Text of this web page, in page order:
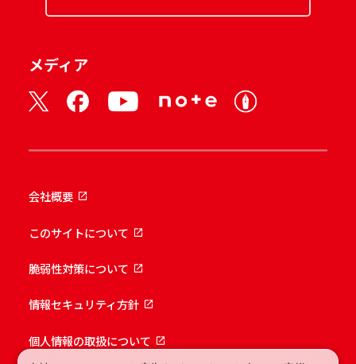
メディア
会社概要
このサイトについて
脆弱性対策について
情報セキュリティ方針
個人情報の取扱について